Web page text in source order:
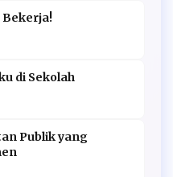
Bekerja!
di Sekolah
Publik yang